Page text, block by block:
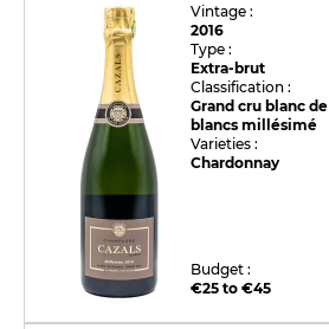
Vintage :
2016
Type :
Extra-brut
Classification :
Grand cru blanc de
blancs millésimé
Varieties :
Chardonnay
Budget :
€25 to €45